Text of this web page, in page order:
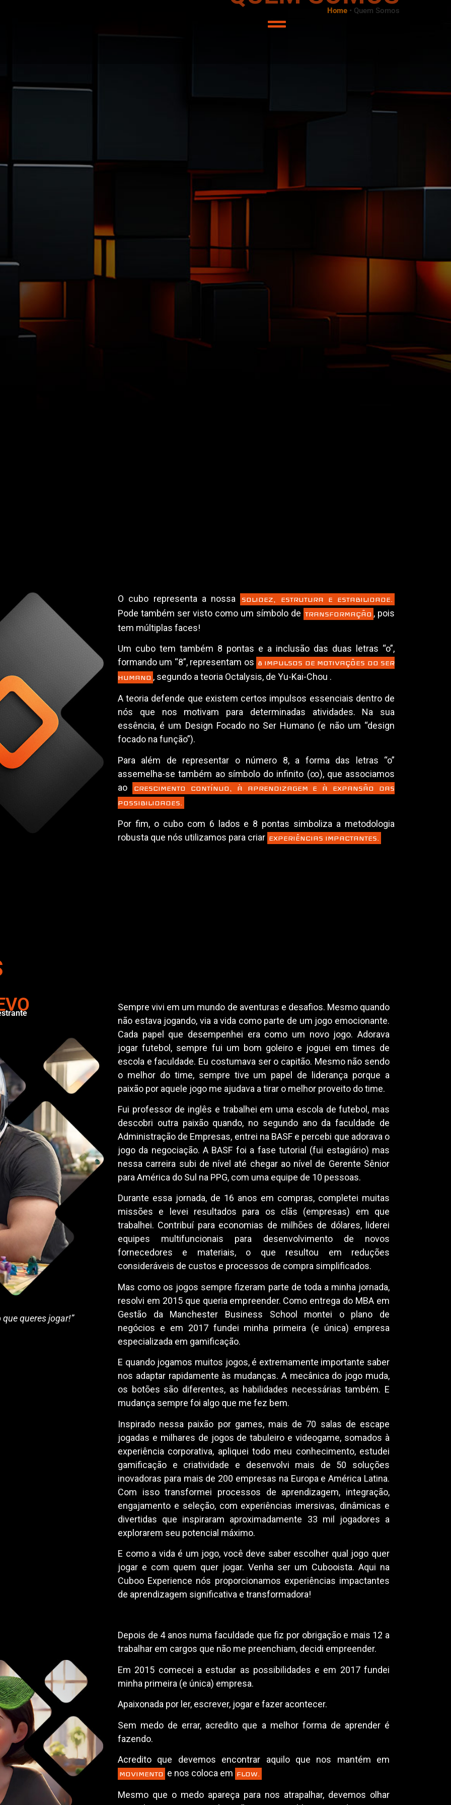
Home • Quem Somos
O cubo representa a nossa SOLIDEZ, ESTRUTURA E ESTABILIDADE.
Pode também ser visto como um símbolo de TRANSFORMAÇÃO , pois
tem múltiplas faces!
Um cubo tem também 8 pontas e a inclusão das duas letras “o”,
formando um “8”, representam os 8 IMPULSOS DE MOTIVAÇÕES DO SER
HUMANO , segundo a teoria Octalysis, de Yu-Kai-Chou .
A teoria defende que existem certos impulsos essenciais dentro de
nós que nos motivam para determinadas atividades. Na sua
essência, é um Design Focado no Ser Humano (e não um “design
focado na função”).
Para além de representar o número 8, a forma das letras “o”
assemelha-se também ao símbolo do infinito (∞), que associamos
ao
CRESCIMENTO CONTÍNUO, À APRENDIZAGEM E À EXPANSÃO DAS
POSSIBILIDADES.
Por fim, o cubo com 6 lados e 8 pontas simboliza a metodologia
robusta que nós utilizamos para criar EXPERIÊNCIAS IMPACTANTES.
queres jogar!”
Sempre vivi em um mundo de aventuras e desafios. Mesmo quando
não estava jogando, via a vida como parte de um jogo emocionante.
Cada papel que desempenhei era como um novo jogo. Adorava
jogar futebol, sempre fui um bom goleiro e joguei em times de
escola e faculdade. Eu costumava ser o capitão. Mesmo não sendo
o melhor do time, sempre tive um papel de liderança porque a
paixão por aquele jogo me ajudava a tirar o melhor proveito do time.
Fui professor de inglês e trabalhei em uma escola de futebol, mas
descobri outra paixão quando, no segundo ano da faculdade de
Administração de Empresas, entrei na BASF e percebi que adorava o
jogo da negociação. A BASF foi a fase tutorial (fui estagiário) mas
nessa carreira subi de nível até chegar ao nível de Gerente Sênior
para América do Sul na PPG, com uma equipe de 10 pessoas.
Durante essa jornada, de 16 anos em compras, completei muitas
missões e levei resultados para os clãs (empresas) em que
trabalhei. Contribuí para economias de milhões de dólares, liderei
equipes multifuncionais para desenvolvimento de novos
fornecedores e materiais, o que resultou em reduções
consideráveis de custos e processos de compra simplificados.
Mas como os jogos sempre fizeram parte de toda a minha jornada,
resolvi em 2015 que queria empreender. Como entrega do MBA em
Gestão da Manchester Business School montei o plano de
negócios e em 2017 fundei minha primeira (e única) empresa
especializada em gamificação.
E quando jogamos muitos jogos, é extremamente importante saber
nos adaptar rapidamente às mudanças. A mecânica do jogo muda,
os botões são diferentes, as habilidades necessárias também. E
mudança sempre foi algo que me fez bem.
Inspirado nessa paixão por games, mais de 70 salas de escape
jogadas e milhares de jogos de tabuleiro e videogame, somados à
experiência corporativa, apliquei todo meu conhecimento, estudei
gamificação e criatividade e desenvolvi mais de 50 soluções
inovadoras para mais de 200 empresas na Europa e América Latina.
Com isso transformei processos de aprendizagem, integração,
engajamento e seleção, com experiências imersivas, dinâmicas e
divertidas que inspiraram aproximadamente 33 mil jogadores a
explorarem seu potencial máximo.
E como a vida é um jogo, você deve saber escolher qual jogo quer
jogar e com quem quer jogar. Venha ser um Cubooista. Aqui na
Cuboo Experience nós proporcionamos experiências impactantes
de aprendizagem significativa e transformadora!
Depois de 4 anos numa faculdade que fiz por obrigação e mais 12 a
trabalhar em cargos que não me preenchiam, decidi empreender.
Em 2015 comecei a estudar as possibilidades e em 2017 fundei
minha primeira (e única) empresa.
Apaixonada por ler, escrever, jogar e fazer acontecer.
Sem medo de errar, acredito que a melhor forma de aprender é
fazendo.
Acredito que devemos encontrar aquilo que nos mantém em
MOVIMENTO e nos coloca em FLOW.
Mesmo que o medo apareça para nos atrapalhar, devemos olhar